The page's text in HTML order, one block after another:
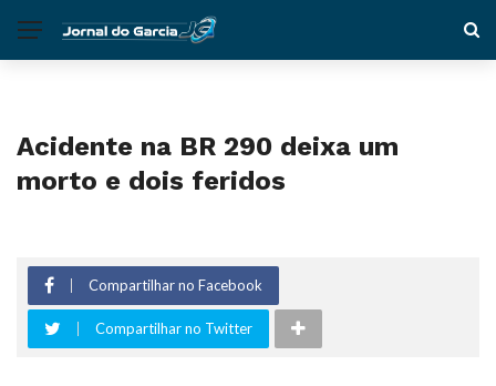
Acidente na BR 290 deixa um
morto e dois feridos
Compartilhar no Facebook
Compartilhar no Twitter